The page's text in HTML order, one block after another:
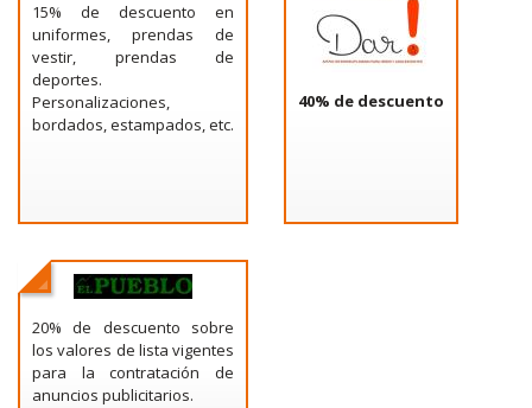
15% de descuento en
uniformes, prendas de
vestir, prendas de
deportes.
Personalizaciones,
bordados, estampados, etc.
40% de descuento
20% de descuento sobre
los valores de lista vigentes
para la contratación de
anuncios publicitarios.